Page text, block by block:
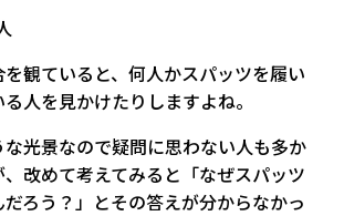
観ていると、何人かスパッツを履い
人を見かけたりしますよね。
光景なので疑問に思わない人も多か
改めて考えてみると「なぜスパッツ
ろう？」とその答えが分からなかっ